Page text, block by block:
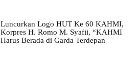
Luncurkan Logo HUT Ke 60 KAHMI,
Korpres H. Romo M. Syafii, “KAHMI
Harus Berada di Garda Terdepan